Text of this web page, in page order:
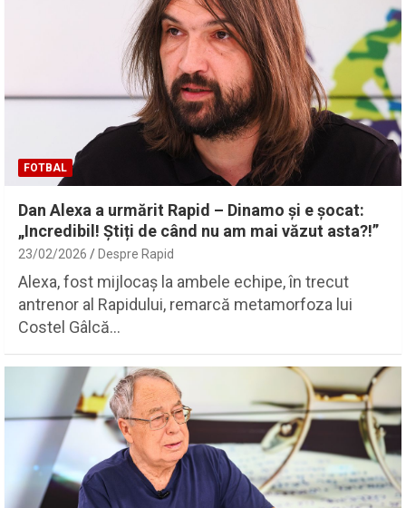
FOTBAL
Dan Alexa a urmărit Rapid – Dinamo și e șocat:
„Incredibil! Știți de când nu am mai văzut asta?!”
23/02/2026 Despre Rapid
Alexa, fost mijlocaș la ambele echipe, în trecut
antrenor al Rapidului, remarcă metamorfoza lui
Costel Gâlcă…